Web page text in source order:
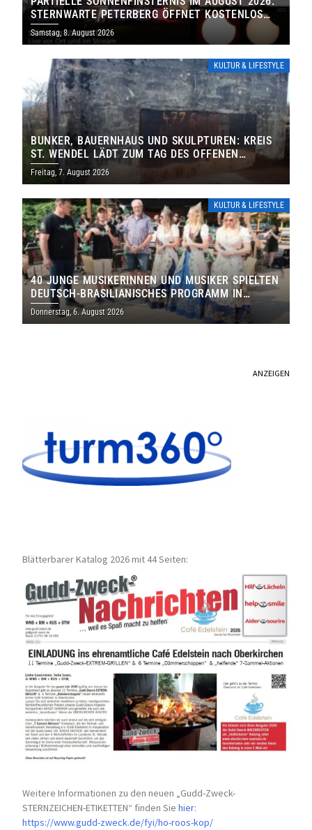
STERNWARTE PETERBERG ÖFFNET KOSTENLOS
IHRE TORE
Samstag, 8. August 2026
KULTUR & LIFESTYLE
BUNKER, BAUERNHAUS UND SKULPTUREN: KREIS
ST. WENDEL LÄDT ZUM TAG DES OFFENEN
DENKMALS EIN
Freitag, 7. August 2026
KULTUR & LIFESTYLE
40 JUNGE MUSIKERINNEN UND MUSIKER SPIELTEN
DEUTSCH-BRASILIANISCHES PROGRAMM IN
THOLEY
Donnerstag, 6. August 2026
ANZEIGEN
Blätterbarer Katalog 2026 mit 44 Seiten:
Weitere Informationen zu den neuen „Gudd-Zweck-
STERNZEICHEN-ETIKETTEN“ finden Siehier:
https://www.gudd-zweck.de/fyi/ho-roos-kop/